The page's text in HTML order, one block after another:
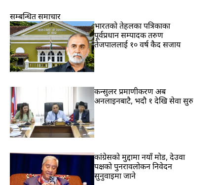
सम्बन्धित समाचार
भारतकाे तेहलका पत्रिकाका
पूर्वप्रधान सम्पादक तरुण
तेजपाललाई १० वर्ष कैद सजाय
कन्सुलर प्रमाणीकरण अब
अनलाइनबाटै, भदौ १ देखि सेवा सुरु
कांग्रेसको मुद्दामा नयाँ मोड, देउवा
पक्षको पुनरावलोकन निवेदन
सुनुवाइमा जाने